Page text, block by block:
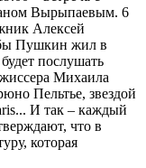
Вырыпаевым. 6
Алексей
бы Пушкин жил в
послушать
Михаила
Пельтье, звездой
И так – каждый
что в
которая